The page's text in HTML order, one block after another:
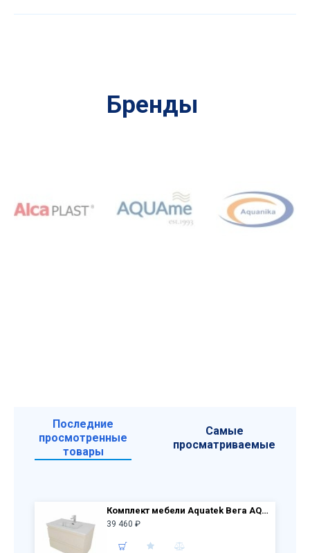
Бренды
Последние
просмотренные
товары
Самые
просматриваемые
Комплект мебели Aquatek Вега AQ77080-LC: Тумба 80 см с раковиной AQ0480-00, 2 ящика, капучино светлый
39 460 ₽